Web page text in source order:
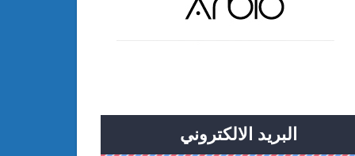
البريد الالكتروني